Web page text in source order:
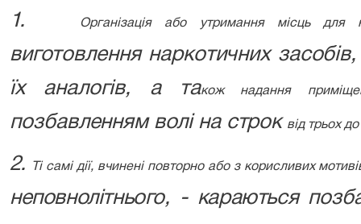
1. Організація або утримання місць для
виготовлення наркотичних
їх аналогів, а та­кож надання
позбавленням волі на строк від трьох
2. Ті самі дії, вчинені повторно або з ко­рисливих
неповнолітнього, - караються